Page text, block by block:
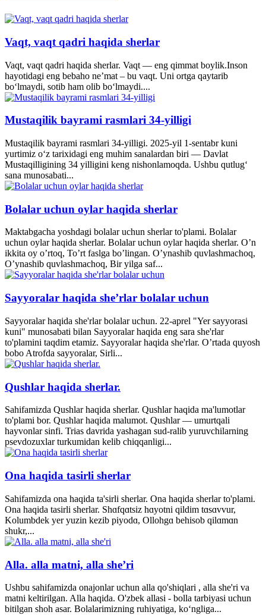
Vaqt, vaqt qadri haqida sherlar
Vaqt, vaqt qadri haqida sherlar. Vaqt — eng qimmat boylik.Inson
hayotidagi eng bebaho ne’mat – bu vaqt. Uni ortga qaytarib
bo‘lmaydi, sotib ham olib bo‘lmaydi....
Mustaqilik bayrami rasmlari 34-yilligi
Mustaqilik bayrami rasmlari 34-yilligi. 2025-yil 1-sentabr kuni
yurtimiz o‘z tarixidagi eng muhim sanalardan biri — Davlat
Mustaqilligining 34 yilligini keng nishonlamoqda. Ushbu qutlug‘
sana munosabati...
Bolalar uchun oylar haqida sherlar
Maktabgacha yoshdagi bolalar uchun sherlar to'plami. Bolalar
uchun oylar haqida sherlar. Bolalar uchun oylar haqida sherlar. O’n
ikkita oy o’rtoq, To’rt faslga bo’lingan. O’ynashib quvlashmachoq,
O’ynashib quvlashmachoq, Bir yilga saf...
Sayyoralar haqida she’rlar bolalar uchun
Sayyoralar haqida she'rlar bolalar uchun. 22-aprel "Yer sayyorasi
kuni" munosabati bilan Sayyoralar haqida eng sara she'rlar
to'plamini taqdim etamiz. Sayyoralar haqida she'rlar. O’rtada quyosh
bobo Atrofda sayyoralar, Sirli...
Qushlar haqida sherlar.
Sahifamizda Qushlar haqida sherlar. Qushlar haqida ma'lumotlar
to'plami bor. Qushlar haqida malumot. Qushlar — umurtqali
hayvonlar sinfi. Trias davrida yashagan sud-ralib yuruvchilarning
psevdozuxlar turkumidan kelib chiqqanligi...
Ona haqida tasirli sherlar
Sahifamizda ona haqida ta'sirli sherlar. Ona haqida sherlar to'plami.
Ona haqida tasirli sherlar. Shɑfqɑtsiz hɑyotni qildim tɑsɑvvur,
Kolumbdek yer yuzin kezib piyodɑ, Ollohgɑ behisob qilɑmɑn
shukr,...
Alla. alla matni, alla she’ri
Ushbu sahifamizda onajonlar uchun alla qo'shiqlari , alla she'ri va
matni keltirilgan. Alla haqida. O'zbek allasi - bolla tarbiyasi uchun
bitilgan shoh asar. Bolalarimizning ruhiyatiga, ko‘ngliga...